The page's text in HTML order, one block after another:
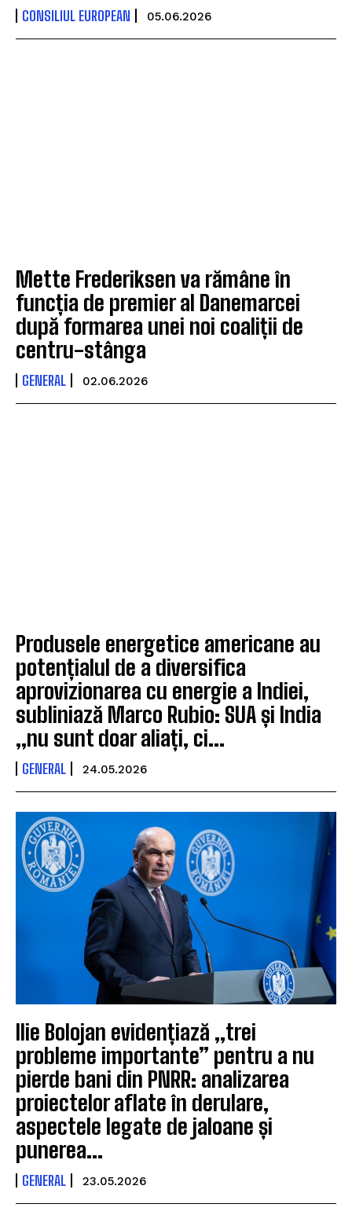
CONSILIUL EUROPEAN 05.06.2026
Mette Frederiksen va rămâne în
funcția de premier al Danemarcei
după formarea unei noi coaliții de
centru-stânga
GENERAL 02.06.2026
Produsele energetice americane au
potențialul de a diversifica
aprovizionarea cu energie a Indiei,
subliniază Marco Rubio: SUA și India
„nu sunt doar aliați, ci...
GENERAL 24.05.2026
Ilie Bolojan evidențiază „trei
probleme importante” pentru a nu
pierde bani din PNRR: analizarea
proiectelor aflate în derulare,
aspectele legate de jaloane și
punerea...
GENERAL 23.05.2026